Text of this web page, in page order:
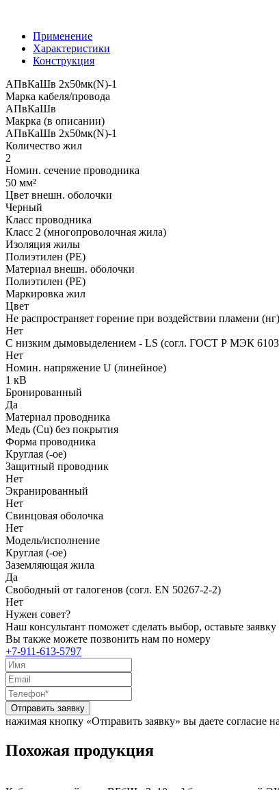
Применение
Характеристики
Конструкция
АПвКаШв 2x50мк(N)-1
Марка кабеля/провода
АПвКаШв
Макрка (в описании)
АПвКаШв 2x50мк(N)-1
Количество жил
2
Номин. сечение проводника
50 мм²
Цвет внешн. оболочки
Черный
Класс проводника
Класс 2 (многопроволочная жила)
Изоляция жилы
Полиэтилен (PE)
Материал внешн. оболочки
Полиэтилен (PE)
Маркировка жил
Цвет
Не распространяет горение при воздействии пламени (нг)
Нет
С низким дымовыделением - LS (согл. ГОСТ Р МЭК
Нет
Номин. напряжение U (линейное)
1 кВ
Бронированный
Да
Материал проводника
Медь (Cu) без покрытия
Форма проводника
Круглая (-ое)
Защитный проводник
Нет
Экранированный
Нет
Свинцовая оболочка
Нет
Модель/исполнение
Круглая (-ое)
Заземляющая жила
Да
Свободный от галогенов (согл. EN 50267-2-2)
Нет
Нужен совет?
Наш консультант поможет сделать выбор, оставьте
Вы также можете позвонить нам по номеру
+7-911-613-5797
Отправить заявку
нажимая кнопку «Отправить заявку» вы даете согласие
Похожая продукция